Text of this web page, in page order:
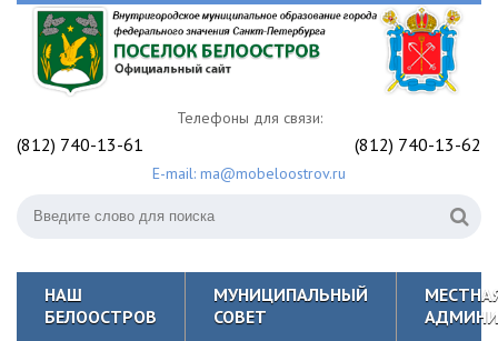
Телефоны для связи:
(812) 740-13-61 (812) 740-13-62
E-mail: ma@mobeloostrov.ru
НАШ
БЕЛООСТРОВ
МУНИЦИПАЛЬНЫЙ
СОВЕТ